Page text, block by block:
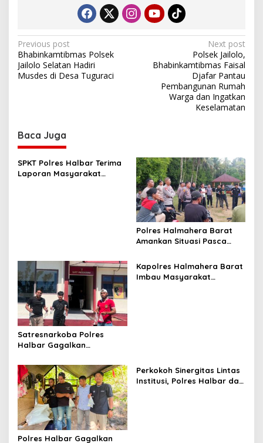
P
o
s
a
v
i
g
n
Previous post
Bhabinkamtibmas Polsek
Jailolo Selatan Hadiri
Musdes di Desa Tuguraci
Next post
Polsek Jailolo,
Bhabinkamtibmas Faisal
Djafar Pantau
Pembangunan Rumah
Warga dan Ingatkan
Keselamatan
Baca Juga
SPKT Polres Halbar Terima
Laporan Masyarakat
Polres Halmahera Barat
Amankan Situasi Pasca
Mediasi Terus Dilakukan
Satresnarkoba Polres
Halbar Gagalkan
Sita Ratusan Kantong
Barang Bukti
Kapolres Halmahera Barat
Imbau Masyarakat
Polres Halbar Gagalkan
Perkokoh Sinergitas Lintas
Institusi, Polres Halbar dan